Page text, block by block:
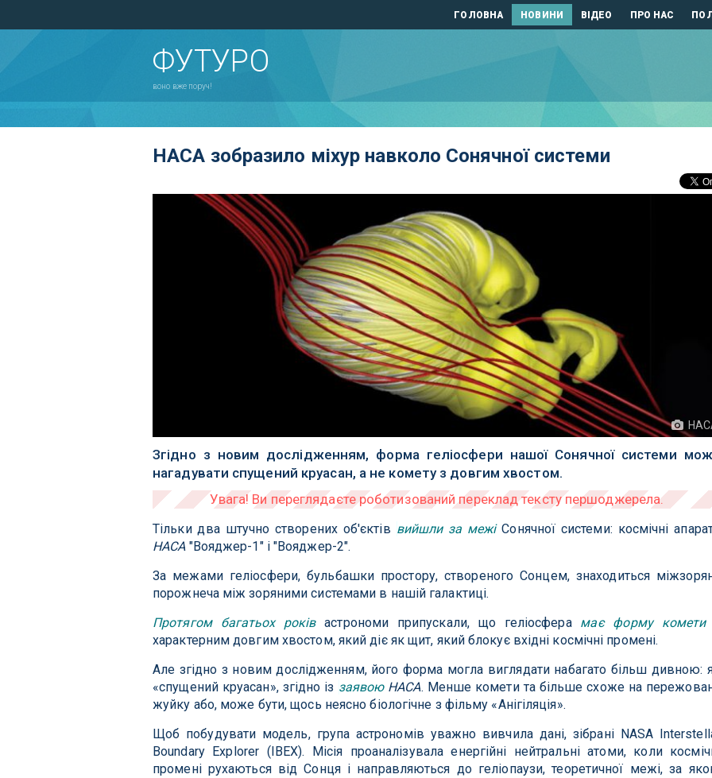
ГОЛОВНА НОВИНИ ВІДЕО ПРО НАС
ФУТУРО
воно вже поруч!
НАСА зобразило міхур навколо Сонячної системи
Згідно з новим дослідженням, форма геліосфери нашої Сонячної системи
нагадувати спущений круасан, а не комету з довгим хвостом.
Тільки два штучно створених об'єктів вийшли за межіСонячної системи: космічні
НАСА"Вояджер-1" і "Вояджер-2".
За межами геліосфери, бульбашки простору, створеного Сонцем, знаходиться
порожнеча між зоряними системами в нашій галактиці.
Протягом багатьох роківастрономи припускали, що геліосфера має форму комети
характерним довгим хвостом, який діє як щит, який блокує вхідні космічні промені.
Але згідно з новим дослідженням, його форма могла виглядати набагато більш дивною:
«спущений круасан», згідно із заявою НАСА. Менше комети та більше схоже на
жуйку або, може бути, щось неясно біологічне з фільму «Анігіляція».
Щоб побудувати модель, група астрономів уважно вивчила дані, зібрані NASA
Boundary Explorer (IBEX). Місія проаналізувала енергійні нейтральні атоми, коли
промені рухаються від Сонця і направляються до геліопаузи, теоретичної межі, за